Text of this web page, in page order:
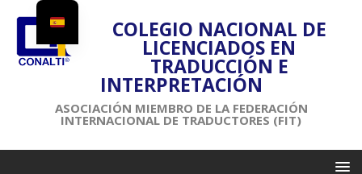
COLEGIO NACIONAL DE
LICENCIADOS EN
TRADUCCIÓN E
INTERPRETACIÓN
ASOCIACIÓN MIEMBRO DE LA FEDERACIÓN
INTERNACIONAL DE TRADUCTORES (FIT)